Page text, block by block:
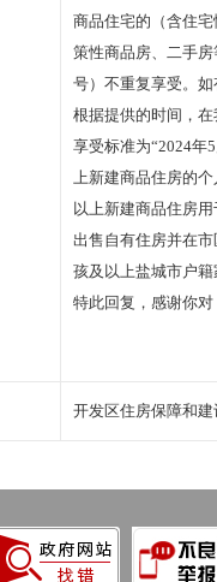
商品住宅的（含住
策性商品房、二手
号）不重复享受。如
根据提供的时间，
享受标准为“2024年
上新建商品住房的
以上新建商品住房
出售自有住房并在
孩及以上盐城市户
特此回复，感谢你对
区
2025年
开发区住房保障和建